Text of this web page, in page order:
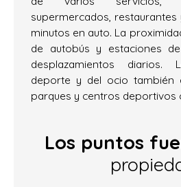
supermercados,
minutos en auto. La
de autobús y estaciones
desplazamientos diarios.
deporte y del ocio también
parques y centros deportivos
Los puntos